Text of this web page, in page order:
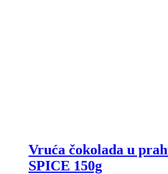
Vruća čokolada u
SPICE 150g